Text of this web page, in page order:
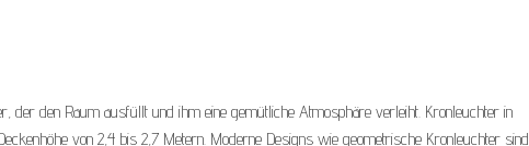
der den Raum ausfüllt und ihm eine gemütliche Atmosphäre verleiht. Kronleuchter in
von 2,4 bis 2,7 Metern. Moderne Designs wie geometrische Kronleuchter sind